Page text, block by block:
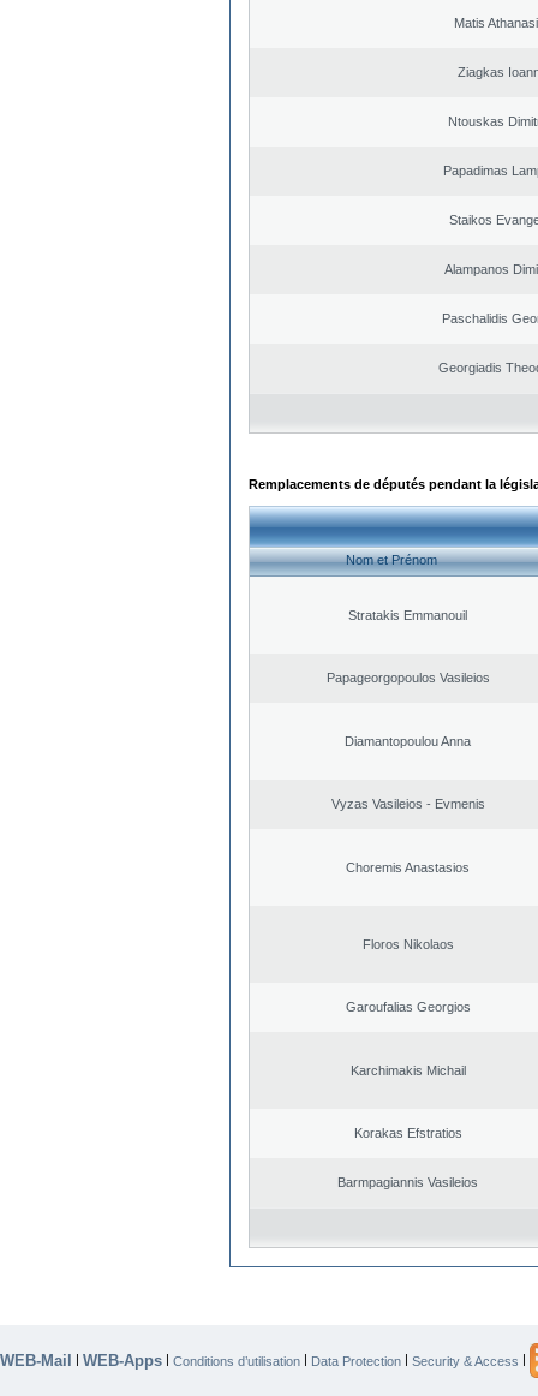
Matis
Ziagkas
Ntouskas
Papadimas
Staikos
Alampanos
Paschalidis
Georgiadis
Remplacements de députés pendant la
Nom et Prénom
Stratakis Emmanouil
Papageorgopoulos Vasileios
Diamantopoulou Anna
Vyzas Vasileios - Evmenis
Choremis Anastasios
Floros Nikolaos
Garoufalias Georgios
Karchimakis Michail
Korakas Efstratios
Barmpagiannis Vasileios
WEB-Mail | WEB-Apps | Conditions d’utilisation | Data Protection | Security & Access |